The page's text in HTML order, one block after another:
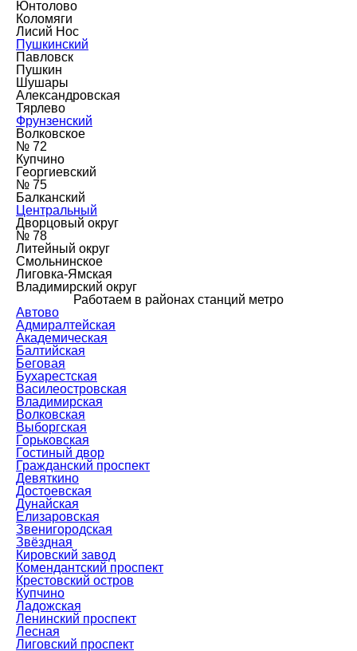
Юнтолово
Коломяги
Лисий Нос
Пушкинский
Павловск
Пушкин
Шушары
Александровская
Тярлево
Фрунзенский
Волковское
№ 72
Купчино
Георгиевский
№ 75
Балканский
Центральный
Дворцовый округ
№ 78
Литейный округ
Смольнинское
Лиговка-Ямская
Владимирский округ
Работаем в районах станций метро
Автово
Адмиралтейская
Академическая
Балтийская
Беговая
Бухарестская
Василеостровская
Владимирская
Волковская
Выборгская
Горьковская
Гостиный двор
Гражданский проспект
Девяткино
Достоевская
Дунайская
Елизаровская
Звенигородская
Звёздная
Кировский завод
Комендантский проспект
Крестовский остров
Купчино
Ладожская
Ленинский проспект
Лесная
Лиговский проспект